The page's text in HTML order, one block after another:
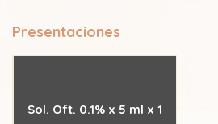
Presentaciones
Sol. Oft. 0.1% x 5 ml x 1